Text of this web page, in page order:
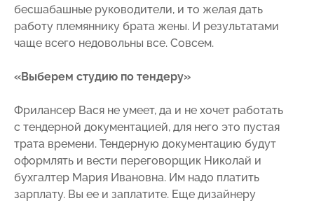
бесшабашные руководители, и то желая дать
работу племяннику брата жены. И результатами
чаще всего недовольны все. Совсем.
«Выберем студию по тендеру»
Фрилансер Вася не умеет, да и не хочет работать
с тендерной документацией, для него это пустая
трата времени. Тендерную документацию будут
оформлять и вести переговорщик Николай и
бухгалтер Мария Ивановна. Им надо платить
зарплату. Вы ее и заплатите. Еще дизайнеру